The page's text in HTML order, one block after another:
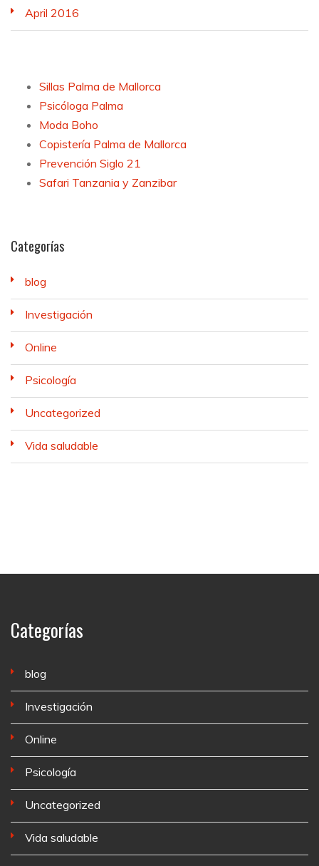
April 2016
Sillas Palma de Mallorca
Psicóloga Palma
Moda Boho
Copistería Palma de Mallorca
Prevención Siglo 21
Safari Tanzania y Zanzibar
Categorías
blog
Investigación
Online
Psicología
Uncategorized
Vida saludable
Categorías
blog
Investigación
Online
Psicología
Uncategorized
Vida saludable